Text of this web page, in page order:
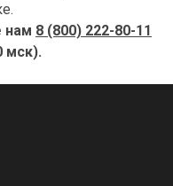
нам 8 (800) 222-80-11
мск).